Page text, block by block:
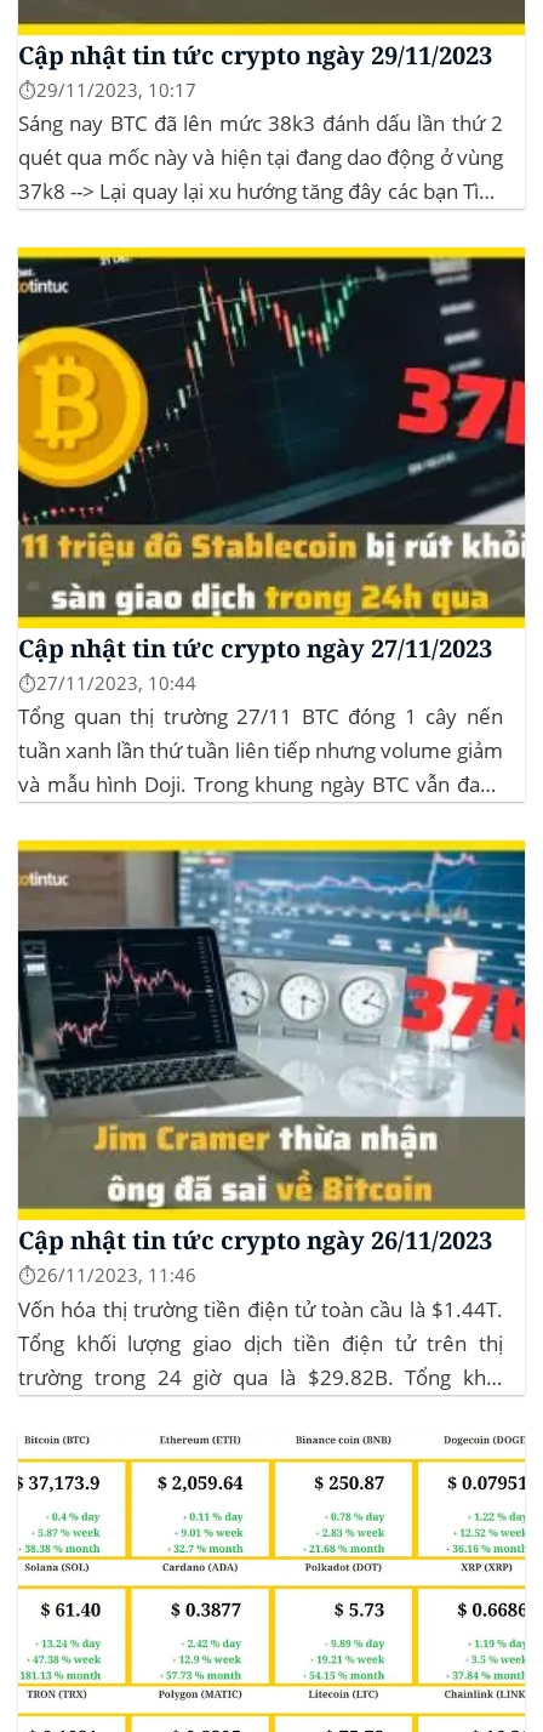
Cập nhật tin tức crypto ngày 29/11/2023
⏱️29/11/2023, 10:17
Sáng nay BTC đã lên mức 38k3 đánh dấu lần thứ 2
quét qua mốc này và hiện tại đang dao động ở vùng
37k8 --> Lại quay lại xu hướng tăng đây các bạn Tình
một nửa Bitcoin làm...
Cập nhật tin tức crypto ngày 27/11/2023
⏱️27/11/2023, 10:44
Tổng quan thị trường 27/11 BTC đóng 1 cây nến
tuần xanh lần thứ tuần liên tiếp nhưng volume giảm
và mẫu hình Doji. Trong khung ngày BTC vẫn đang
triệu đô Stablecoin bị rút khỏi các sàn giao dịch...
Cập nhật tin tức crypto ngày 26/11/2023
⏱️26/11/2023, 11:46
Vốn hóa thị trường tiền điện tử toàn cầu là $1.44T.
Tổng khối lượng giao dịch tiền điện tử trên thị
trường trong 24 giờ qua là $29.82B. Tổng khối
chiếm 11.77% tổng khối lượng giao dịch tiền điện tử
trong 24 giờ. Khối lượng giao dịch của...